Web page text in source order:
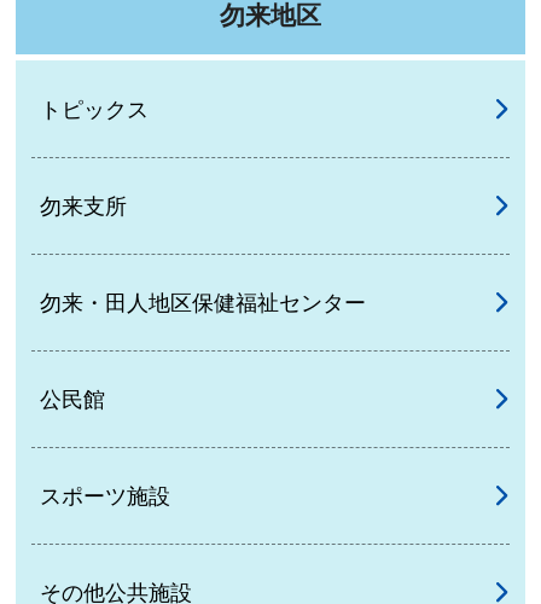
勿来地区
トピックス
勿来支所
勿来・田人地区保健福祉センター
公民館
スポーツ施設
その他公共施設